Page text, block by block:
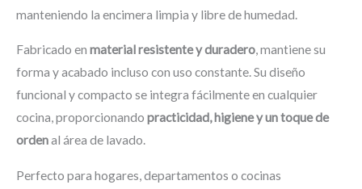
manteniendo la encimera limpia y libre de humedad.
Fabricado en material resistente y duradero, mantiene su
forma y acabado incluso con uso constante. Su diseño
funcional y compacto se integra fácilmente en cualquier
cocina, proporcionando practicidad, higiene y un toque de
ordenal área de lavado.
Perfecto para hogares, departamentos o cocinas